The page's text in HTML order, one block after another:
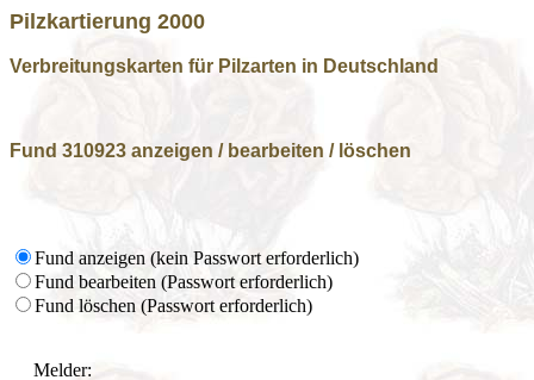
Pilzkartierung 2000
Verbreitungskarten für Pilzarten in Deutschland
Fund 310923 anzeigen / bearbeiten / löschen
Fund anzeigen (kein Passwort erforderlich)
Fund bearbeiten (Passwort erforderlich)
Fund löschen (Passwort erforderlich)
Melder: